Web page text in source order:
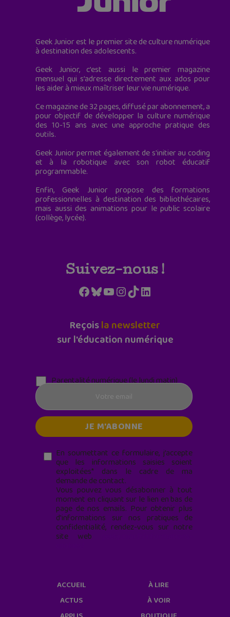
Geek Junior est le premier site de culture numérique
à destination des adolescents.
Geek Junior, c’est aussi le premier magazine
mensuel qui s’adresse directement aux ados pour
les aider à mieux maîtriser leur vie numérique.
Ce magazine de 32 pages, diffusé par abonnement, a
pour objectif de développer la culture numérique
des 10-15 ans avec une approche pratique des
outils.
Geek Junior permet également de s'initier au coding
et à la robotique avec son robot éducatif
programmable.
Enfin, Geek Junior propose des formations
professionnelles à destination des bibliothécaires,
mais aussi des animations pour le public scolaire
(collège, lycée).
Suivez-nous !
Facebook
Bluesky
YouTube
Instagram
TikTokLinkedIn
Reçoisla newsletter
sur l'éducation numérique
Parentalité numérique (le lundi matin)
En soumettant ce formulaire, j’accepte
que les informations saisies soient
exploitées* dans le cadre de ma
demande de contact.
Vous pouvez vous désabonner à tout
moment en cliquant sur le lien en bas de
page de nos emails. Pour obtenir plus
d'informations sur nos pratiques de
confidentialité, rendez-vous sur notre
site web
ACCUEIL
ACTUS
À LIRE
À VOIR